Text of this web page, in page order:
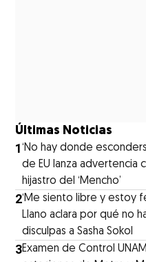
Últimas Noticias
1‘No hay donde
de EU lanza advertencia
hijastro del ‘Mencho’
2‘Me siento libre y estoy
Llano aclara por qué no
disculpas a Sasha Sokol
3Examen de Control